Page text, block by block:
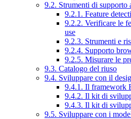
9.2. Strumenti di
9.2.1. Feature
9.2.2. Verificare le
use
9.2.3. Strumenti e
9.2.4. Supporto
9.2.5. Misurare le
9.3. Catalogo del riuso
9.4. Sviluppare con il
9.4.1. Il framework
9.4.2. Il kit di
9.4.3. Il kit di
9.5. Sviluppare con i